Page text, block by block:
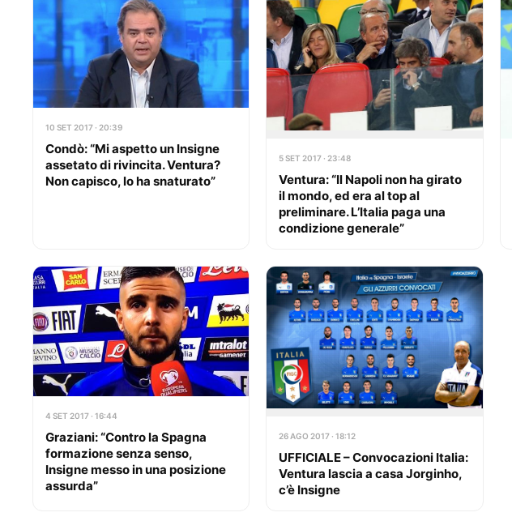
10 SET 2017 · 20:39
Condò: “Mi aspetto un Insigne
assetato di rivincita. Ventura?
Non capisco, lo ha snaturato”
5 SET 2017 · 23:48
Ventura: “Il Napoli non ha girato
il mondo, ed era al top al
preliminare. L’Italia paga una
condizione generale”
4 SET 2017 · 16:44
Graziani: “Contro la Spagna
formazione senza senso,
Insigne messo in una posizione
assurda”
26 AGO 2017 · 18:12
UFFICIALE – Convocazioni Italia:
Ventura lascia a casa Jorginho,
c’è Insigne